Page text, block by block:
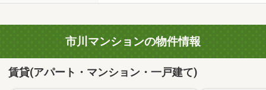
市川マンションの物件情報
賃貸(アパート・マンション・一戸建て)